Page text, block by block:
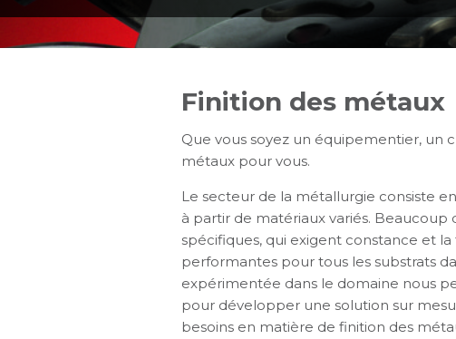
Finition des métaux
Que vous soyez un équipementier, un
métaux pour vous.
Le secteur de la métallurgie consiste
à partir de matériaux variés. Beaucoup
spécifiques, qui exigent constance et
performantes pour tous les substrats
expérimentée dans le domaine nous
pour développer une solution sur
besoins en matière de finition des